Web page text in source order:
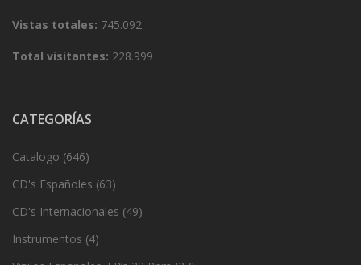
Vistas totales: 745.092
Total visitantes: 228.999
CATEGORÍAS
Catalogo (646)
CD's Españoles (63)
CD's Internacionales (49)
Instrumentos (4)